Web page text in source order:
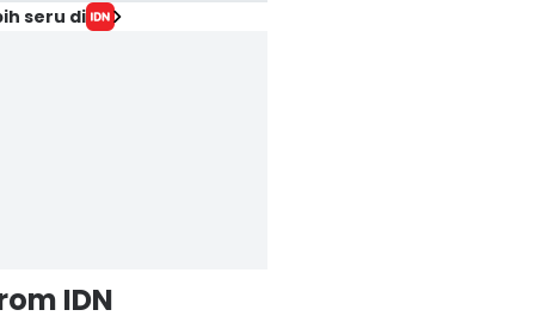
seru di
IDN